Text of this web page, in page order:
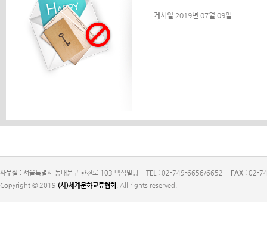
게시일 2019년 07월 09일
사무실 : 서울특별시 동대문구 한천로 103 백석빌딩 TEL : 02-749-6656/6652 FAX : 02-
Copyright © 2019 (사)세계문화교류협회 . All rights reserved.